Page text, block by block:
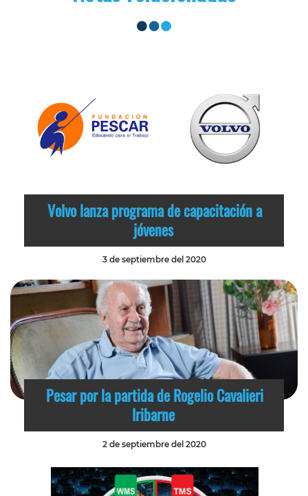
Volvo lanza programa de capacitación a
jóvenes
3 de septiembre del 2020
Pesar por la partida de Rogelio Cavalieri
Iribarne
2 de septiembre del 2020